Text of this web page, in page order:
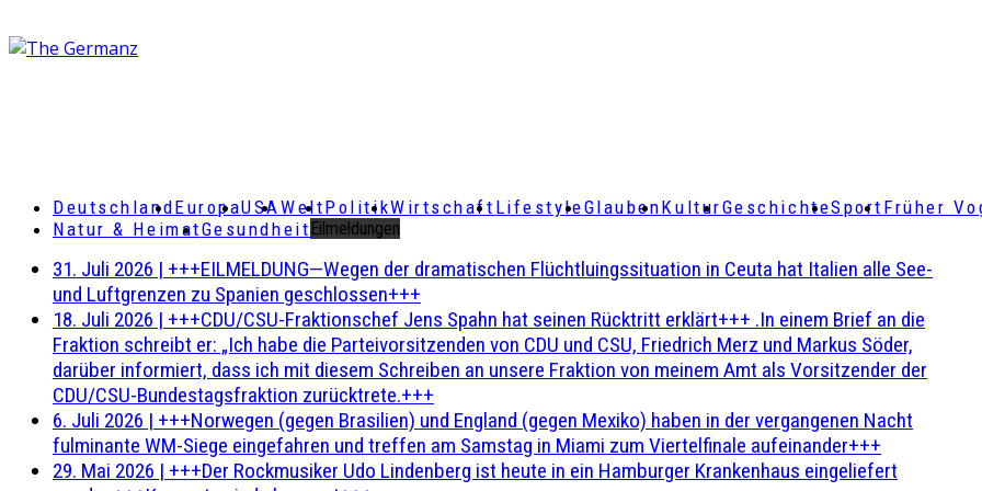
DeutschlandEuropaUSAWeltPolitikWirtschaft LifestyleGlaubenKulturGeschichteSport Früher
Natur & HeimatGesundheit Eilmeldungen
31. Juli 2026 | +++EILMELDUNG—Wegen der dramatischen Flüchtluingssituation in Ceuta hat Italien alle See-
und Luftgrenzen zu Spanien geschlossen+++
18. Juli 2026 | +++CDU/CSU-Fraktionschef Jens Spahn hat seinen Rücktritt erklärt+++ .In einem Brief an die
Fraktion schreibt er: „Ich habe die Parteivorsitzenden von CDU und CSU, Friedrich Merz und Markus Söder,
darüber informiert, dass ich mit diesem Schreiben an unsere Fraktion von meinem Amt als Vorsitzender der
CDU/CSU-Bundestagsfraktion zurücktrete.+++
6. Juli 2026 | +++Norwegen (gegen Brasilien) und England (gegen Mexiko) haben in der vergangenen Nacht
fulminante WM-Siege eingefahren und treffen am Samstag in Miami zum Viertelfinale aufeinander+++
29. Mai 2026 | +++Der Rockmusiker Udo Lindenberg ist heute in ein Hamburger Krankenhaus eingeliefert